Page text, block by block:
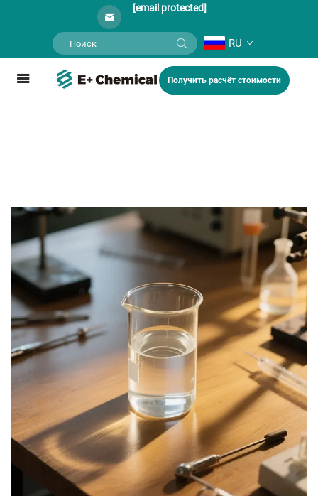
[email protected]
RU
Получить расчёт стоимости